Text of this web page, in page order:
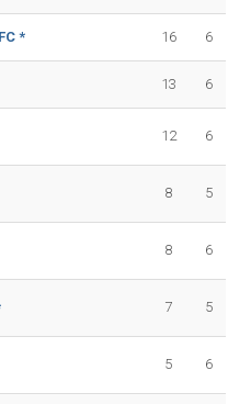
* 16 6
13 6
12 6
8 5
8 6
7 5
5 6